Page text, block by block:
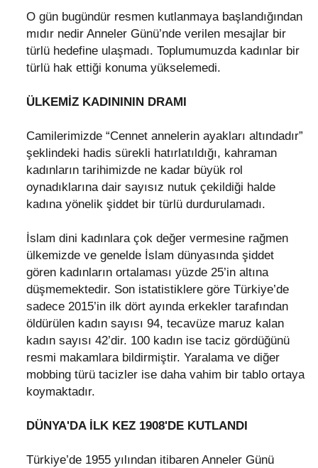
O gün bugündür resmen kutlanmaya başlandığından
mıdır nedir Anneler Günü’nde verilen mesajlar bir
türlü hedefine ulaşmadı. Toplumumuzda kadınlar bir
türlü hak ettiği konuma yükselemedi.
ÜLKEMİZ KADINININ DRAMI
Camilerimizde “Cennet annelerin ayakları altındadır”
şeklindeki hadis sürekli hatırlatıldığı, kahraman
kadınların tarihimizde ne kadar büyük rol
oynadıklarına dair sayısız nutuk çekildiği halde
kadına yönelik şiddet bir türlü durdurulamadı.
İslam dini kadınlara çok değer vermesine rağmen
ülkemizde ve genelde İslam dünyasında şiddet
gören kadınların ortalaması yüzde 25’in altına
düşmemektedir. Son istatistiklere göre Türkiye’de
sadece 2015’in ilk dört ayında erkekler tarafından
öldürülen kadın sayısı 94, tecavüze maruz kalan
kadın sayısı 42’dir. 100 kadın ise taciz gördüğünü
resmi makamlara bildirmiştir. Yaralama ve diğer
mobbing türü tacizler ise daha vahim bir tablo ortaya
koymaktadır.
DÜNYA'DA İLK KEZ 1908'DE KUTLANDI
Türkiye’de 1955 yılından itibaren Anneler Günü